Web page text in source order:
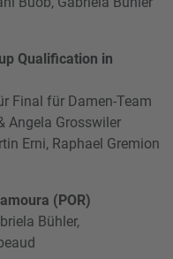
Qualification in
Final für Damen-Team
Angela Grosswiler
Erni, Raphael Gremion
(POR)
Bühler,